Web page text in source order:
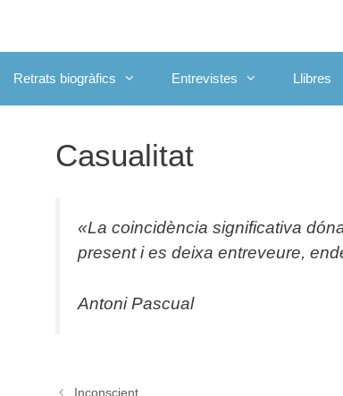
Retrats biogràfics Entrevistes Llibres
Casualitat
«La coincidència significativa
present i es deixa entreveure,
Antoni Pascual
Inconscient